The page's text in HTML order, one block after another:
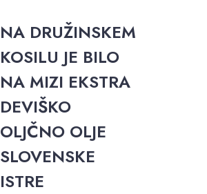
NA DRUŽINSKEM
KOSILU JE BILO
NA MIZI EKSTRA
DEVIŠKO
OLJČNO OLJE
SLOVENSKE
ISTRE